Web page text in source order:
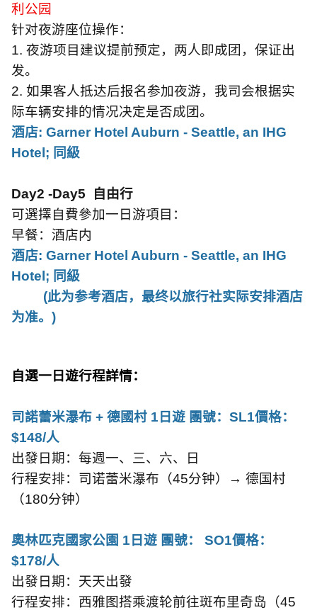
利公园
针对夜游座位操作：
1. 夜游项目建议提前预定，两人即成团，保证出
发。
2. 如果客人抵达后报名参加夜游，我司会根据实
际车辆安排的情况决定是否成团。
酒店: Garner Hotel Auburn - Seattle, an IHG
Hotel; 同級
Day2 -Day5
自由行
可選擇自費參加一日游項目：
早餐：酒店内
酒店: Garner Hotel Auburn - Seattle, an IHG
Hotel; 同級
(此为参考酒店，最终以旅行社实际安排酒店
为准。 )
自選一日遊行程詳情：
司諾蕾米瀑布 + 德國村 1 日遊 團號： SL1價格：
$148/人
出發日期：每週一、三、六、日
行程安排：司诺蕾米瀑布（45分钟）→ 德国村
（180分钟）
奧林匹克國家公園 1 日遊 團號： SO1價格：
$178/人
出發日期：天天出發
行程安排：西雅图搭乘渡轮前往斑布里奇岛（45